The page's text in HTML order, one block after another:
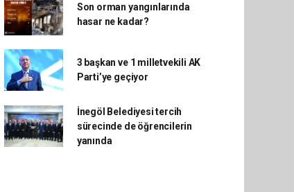
Son orman yangınlarında
hasar ne kadar?
3 başkan ve 1 milletvekili AK
Parti’ye geçiyor
İnegöl Belediyesi tercih
sürecinde de öğrencilerin
yanında